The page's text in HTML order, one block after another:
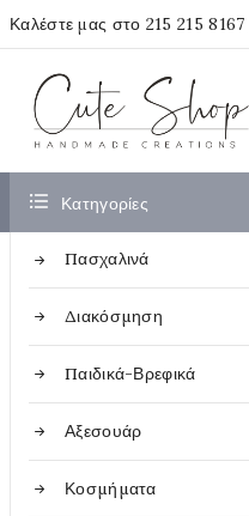
Καλέστε μας στο 215 215 8167
 Κατηγορίες
Πασχαλινά
Διακόσμηση
Παιδικά-Βρεφικά
Αξεσουάρ
Κοσμήματα